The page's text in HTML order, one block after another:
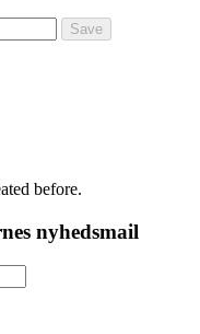
before.
nyhedsmail